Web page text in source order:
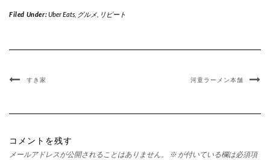
Filed Under:Uber Eats, グルメ, リピート
すき家 河童ラーメン本舗
コメントを残す
メールアドレスが公開されることはありません。 ※ が付いている欄は必須項